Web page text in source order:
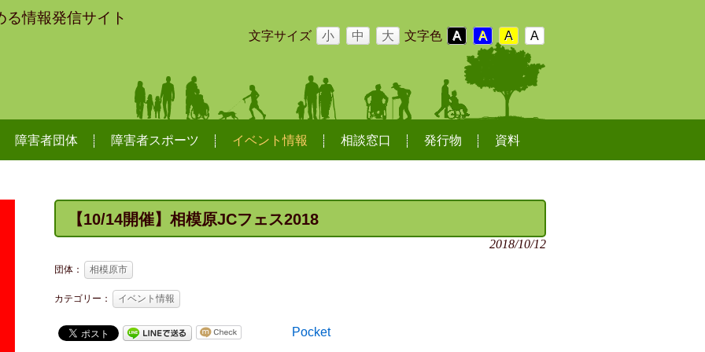
情報発信サイト
文字サイズ 小 中 大 文字色 A A A A
障害者団体 障害者スポーツ イベント情報 相談窓口 発行物 資料
【10/14開催】相模原JCフェス2018
2018/10/12
団体： 相模原市
カテゴリー： イベント情報
Pocket